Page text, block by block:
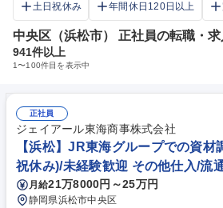
土日祝休み
年間休日120日以上
中央区（浜松市） 正社員の転職・
941件以上
1〜100件目を表示中
正社員
ジェイアール東海商事株式会社
【浜松】JR東海グループでの資材
祝休み)/未経験歓迎 その他仕入/流
月給21万8000円～25万円
静岡県浜松市中央区